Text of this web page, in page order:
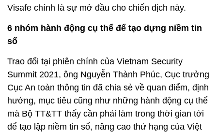
Visafe chính là sự mở đầu cho chiến dịch này.
6 nhóm hành động cụ thể để tạo dựng niềm tin
số
Trao đổi tại phiên chính của Vietnam Security
Summit 2021, ông Nguyễn Thành Phúc, Cục trưởng
Cục An toàn thông tin đã chia sẻ về quan điểm, định
hướng, mục tiêu cũng như những hành động cụ thể
mà Bộ TT&TT thấy cần phải làm trong thời gian tới
để tạo lập niềm tin số, nâng cao thứ hạng của Việt